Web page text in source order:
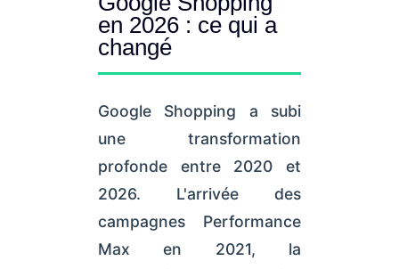
en 2026 : ce qui a
changé
Google Shopping a subi
une transformation
profonde entre 2020 et
2026. L'arrivée des
campagnes Performance
Max en 2021, la